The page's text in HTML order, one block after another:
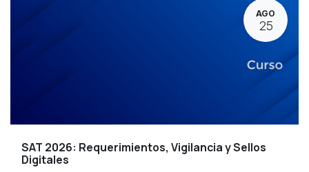
AGO
25
SAT 2026: Requerimientos, Vigilancia y Sellos
Digitales